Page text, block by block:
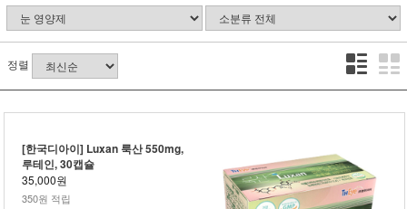
정렬
[한국디아이] Luxan 룩산 550mg,
루테인, 30캡슐
35,000원
350원 적립